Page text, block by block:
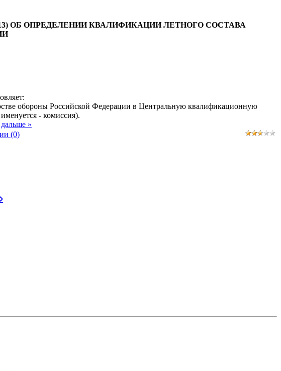
1113) ОБ ОПРЕДЕЛЕНИИ КВАЛИФИКАЦИИ ЛЕТНОГО СОСТАВА
обороны Российской Федерации в Центральную квалификационную
- комиссия).
»
(0)